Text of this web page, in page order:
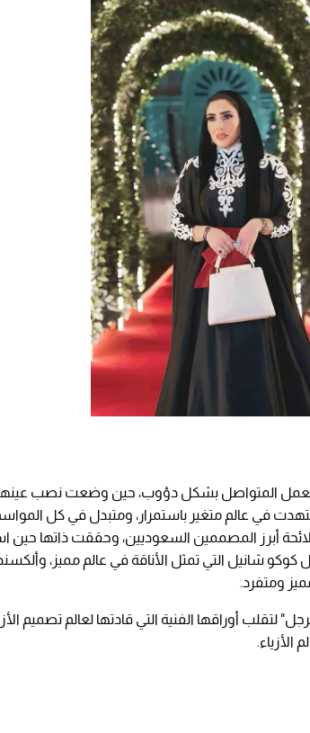
المتواصل بشكل دؤوب، حين وضعت نصب عينها
في عالم متغير باستمرار، ومتبدل في كل
أبرز المصممين السعوديين، وحققت ذاتها حين
شانيل التي تمثل الأناقة في عالم مميز،
ومتفرد.
لتقلب أوراقها الفنية التي قادتها لعالم تصميم
الأزياء.